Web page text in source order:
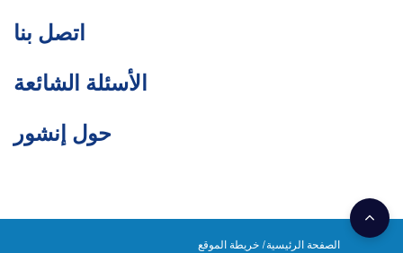
اتصل بنا
الأسئلة الشائعة
حول إنشور
الصفحة الرئيسية خريطة الموقع